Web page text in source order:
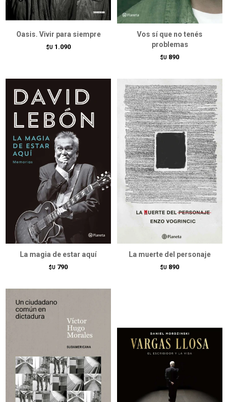
Oasis. Vivir para siempre
$U 1.090
Vos sí que no tenés
problemas
$U 890
La magia de estar aquí
$U 790
La muerte del personaje
$U 890